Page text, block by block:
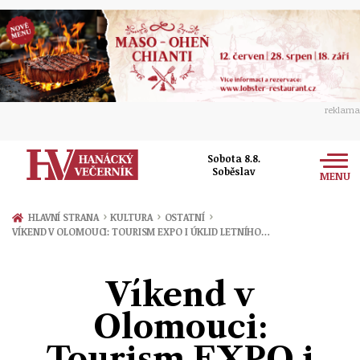
reklama
Sobota 8.8.
Soběslav
MENU
Zprávy
Společnost
Ženy
Sport
HLAVNÍ STRANA › KULTURA › OSTATNÍ ›
VÍKEND V OLOMOUCI: TOURISM EXPO I ÚKLID LETNÍHO…
Víkend v
Olomouci: